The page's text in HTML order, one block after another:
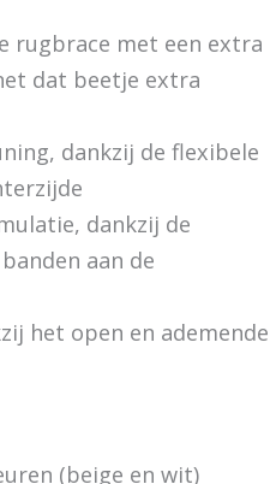
rugbrace met een extra
dat beetje extra
dankzij de flexibele
dankzij de
aan de
het open en ademende
(beige en wit)